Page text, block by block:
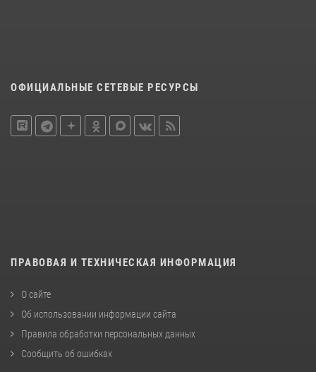
ОФИЦИАЛЬНЫЕ СЕТЕВЫЕ РЕСУРСЫ
ПРАВОВАЯ И ТЕХНИЧЕСКАЯ ИНФОРМАЦИЯ
О сайте
Об использовании информации сайта
Правила обработки персональных данных
Сообщить об ошибках